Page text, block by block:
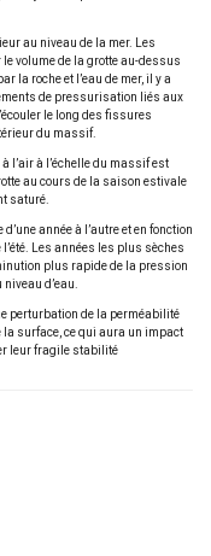
au niveau de la mer. Les
volume de la grotte au-dessus
la roche et l’eau de mer, il y a
de pressurisation liés aux
le long des fissures
du massif.
l’air à l’échelle du massif est
au cours de la saison estivale
saturé.
année à l’autre et en fonction
Les années les plus sèches
plus rapide de la pression
d’eau.
perturbation de la perméabilité
la surface, ce qui aura un impact
leur fragile stabilité